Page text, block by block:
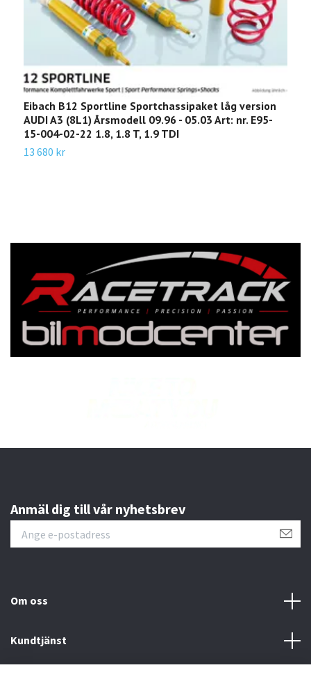
Eibach B12 Sportline Sportchassipaket låg version
AUDI A3 (8L1) Årsmodell 09.96 - 05.03 Art: nr. E95-
15-004-02-22 1.8, 1.8 T, 1.9 TDI
13 680 kr
Anmäl dig till vår nyhetsbrev
Om oss
Kundtjänst